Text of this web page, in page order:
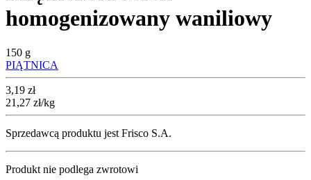
homogenizowany waniliowy
150 g
PIĄTNICA
Cena
3,19 zł
21,27 zł/kg
Sprzedawcą produktu jest Frisco S.A.
Produkt nie podlega zwrotowi